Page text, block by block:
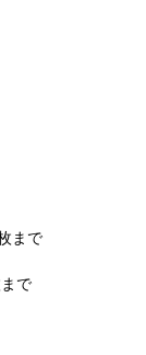
まで
で